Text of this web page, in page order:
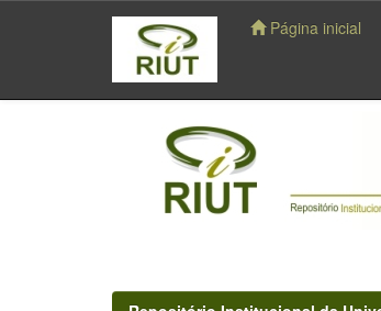
navigation
Página inicial